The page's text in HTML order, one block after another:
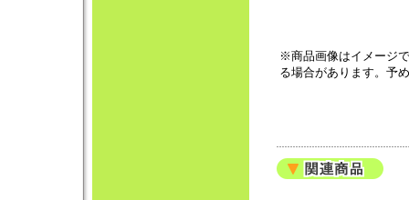
※商品画像はイメージ
る場合があります。予